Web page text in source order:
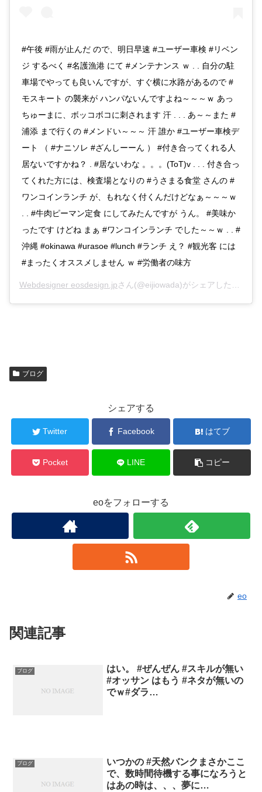
#午後 #雨が止んだ ので、明日早速 #ユーザー車検 #リベン
ジ するべく #名護漁港 にて #メンテナンス ｗ . . 自分の駐
車場でやっても良いんですが、すぐ横に水路があるので #
モスキート の襲来が ハンパないんですよね～～～ｗ あっ
ちゅーまに、ボッコボコに刺されます 汗 . . . あ～～また #
浦添 まで行くの #メンドい～～～ 汗 誰か #ユーザー車検デ
ート （ #ナニソレ #ざんしーーん ） #付き合ってくれる人
居ないですかね？ . #居ないわな 。。。(ToT)v . . . 付き合っ
てくれた方には、検査場となりの #うさまる食堂 さんの #
ワンコインランチ が、もれなく付くんだけどなぁ～～～ｗ
. . #牛肉ピーマン定食 にしてみたんですが うん。 #美味か
ったです けどね まぁ #ワンコインランチ でした～～ｗ . . #
沖縄 #okinawa #urasoe #lunch #ランチ え？ #観光客 には
#まったくオススメしません ｗ #労働者の味方
Webdesigner eosdesign.jpさん(@eijiowada)がシェアした投稿 –
ブログ
シェアする
Twitter Facebook はてブ
Pocket LINE コピー
eoをフォローする
eo
関連記事
ブログ
はい。 #ぜんぜん #スキルが無い
#オッサン はもう #ネタが無いの
でｗ#ダラ…
ブログ
いつかの #天然バンクまさかここ
で、数時間待機する事になろうと
はあの時は、、、夢に…